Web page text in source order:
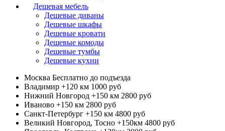
Дешевая мебель
Дешевые диваны
Дешевые шкафы
Дешевые кровати
Дешевые комоды
Дешевые тумбы
Дешевые кухни
Москва Бесплатно до подъезда
Владимир +120 км 1000 руб
Нижний Новгород +150 км 2800 руб
Иваново +150 км 2800 руб
Санкт-Петербург +150 км 4800 руб
Великий Новгород, Тосно +150км 4800 руб